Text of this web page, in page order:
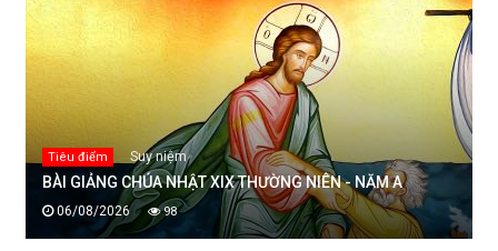
Tiêu điểm Suy niệm
BÀI GIẢNG CHÚA NHẬT XIX THƯỜNG NIÊN - NĂM A
06/08/2026 98